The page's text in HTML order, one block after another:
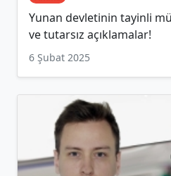
Yunan devletinin tayinli
ve tutarsız açıklamalar!
6 Şubat 2025